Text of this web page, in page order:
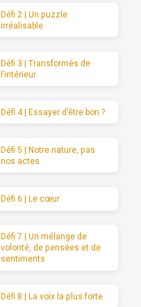
Défi 2 | Un puzzle
irréalisable
Défi 3 | Transformés de
l’intérieur
Défi 4 | Essayer d’être bon ?
Défi 5 | Notre nature, pas
nos actes
Défi 6 | Le cœur
Défi 7 | Un mélange de
volonté, de pensées et de
sentiments
Défi 8 | La voix la plus forte